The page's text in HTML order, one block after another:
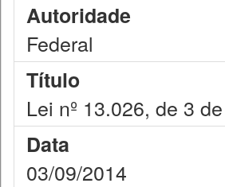
Autoridade
Federal
Título
Lei nº 13.026, de 3
Data
03/09/2014